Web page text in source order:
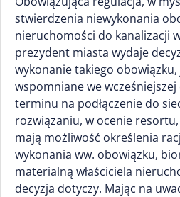
stwierdzenia niewykonania
nieruchomości do kanalizacji
prezydent miasta wydaje
wykonanie takiego obowiązku,
wspomniane we wcześniejszej
terminu na podłączenie do
rozwiązaniu, w ocenie
mają możliwość określenia
wykonania ww. obowiązku,
materialną właściciela
decyzja dotyczy. Mając na